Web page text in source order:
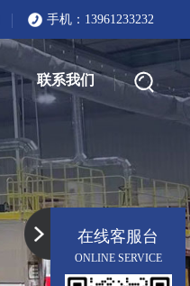
手机： 13961233232
联系我们
在线客服台
ONLINE SERVICE